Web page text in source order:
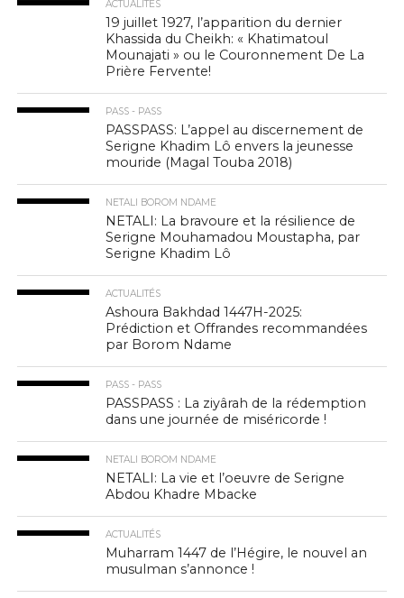
ACTUALITÉS
19 juillet 1927, l’apparition du dernier
Khassida du Cheikh: « Khatimatoul
Mounajati » ou le Couronnement De La
Prière Fervente!
PASS - PASS
PASSPASS: L’appel au discernement de
Serigne Khadim Lô envers la jeunesse
mouride (Magal Touba 2018)
NETALI BOROM NDAME
NETALI: La bravoure et la résilience de
Serigne Mouhamadou Moustapha, par
Serigne Khadim Lô
ACTUALITÉS
Ashoura Bakhdad 1447H-2025:
Prédiction et Offrandes recommandées
par Borom Ndame
PASS - PASS
PASSPASS : La ziyârah de la rédemption
dans une journée de miséricorde !
NETALI BOROM NDAME
NETALI: La vie et l’oeuvre de Serigne
Abdou Khadre Mbacke
ACTUALITÉS
Muharram 1447 de l’Hégire, le nouvel an
musulman s’annonce !